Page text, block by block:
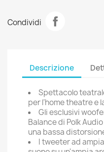
Condividi
Descrizione
Spettacolo
per l'home theatre e
Gli esclusivi
Balance di Polk
una bassa
I tweeter ad